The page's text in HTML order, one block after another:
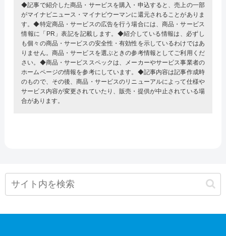
◆記事で紹介した商品・サービスを購入・申込すると、売上の一部
がマイナビニュース・マイナビウーマンに還元されることがありま
す。◆特定商品・サービスの広告を行う場合には、商品・サービス
情報に「PR」表記を記載します。◆紹介している情報は、必ずし
も個々の商品・サービスの安全性・有効性を示しているわけではあ
りません。商品・サービスを選ぶときの参考情報としてご利用くだ
さい。◆商品・サービススペックは、メーカーやサービス事業者の
ホームページの情報を参考にしています。◆記事内容は記事作成時
のもので、その後、商品・サービスのリニューアルによって仕様や
サービス内容が変更されていたり、販売・提供が中止されている場
合があります。